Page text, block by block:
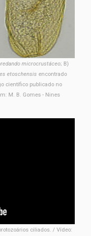
microcrustáceo; B)
etoschensis encontrado
científico publicado no
M. B. Gomes - Nines
ciliados. / Vídeo: